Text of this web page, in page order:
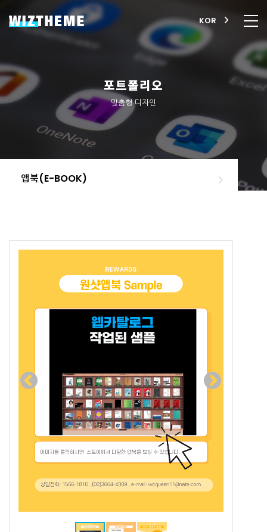
KOR
포트폴리오
맞춤형 디자인
앱북(E-BOOK)